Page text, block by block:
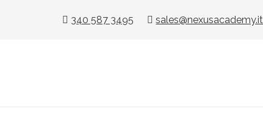
340 587 3495 sales@nexusacademy.it